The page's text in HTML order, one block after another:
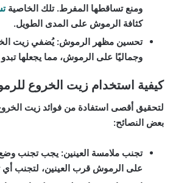
ومنع تساقطها المفرط. تلك الخاصية
كثافة الرموش على المدى الطويل.
تحسين مظهر الرموش: يُضفي زيت
وجماليًا على الرموش، مما يجعلها تبدو
كيفية استخدام زيت الخروع
لتحقيق أقصى استفادة من فوائد زيت
بعض النصائح:
تجنب ملامسة العينين: يجب تجنب وضع
على الرموش قرب العينين، لتجنب أي